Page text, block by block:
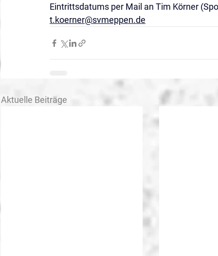
Eintrittsdatums per Mail an Tim Körner
t.koerner@svmeppen.de
Aktuelle Beiträge